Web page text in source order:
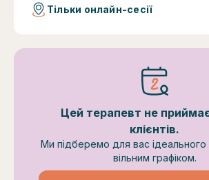
Тільки онлайн-сесії
Цей терапевт не
клієнтів.
Ми підберемо для вас ідеального
вільним графіком.